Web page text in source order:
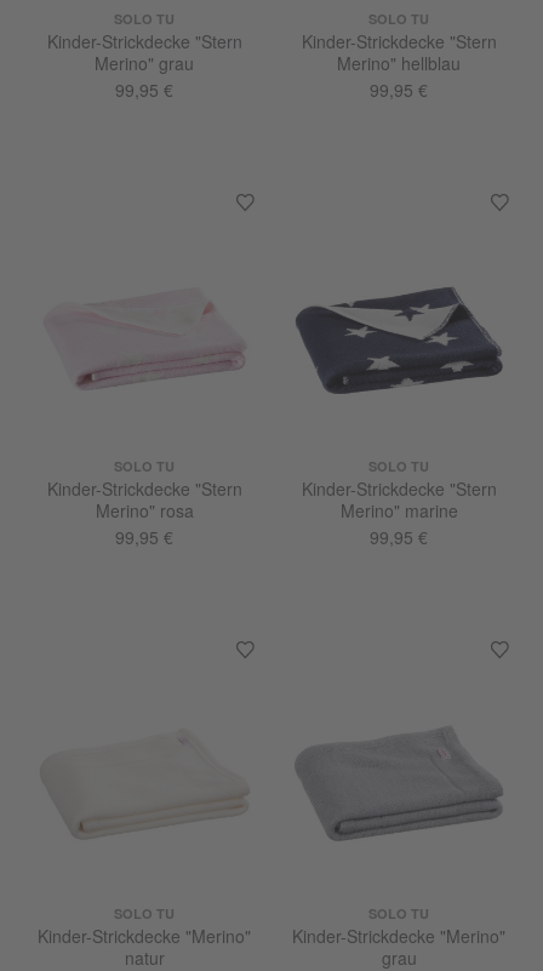
SOLO TU
Kinder-Strickdecke "Stern
Merino" grau
99,95 €
SOLO TU
Kinder-Strickdecke "Stern
Merino" hellblau
99,95 €
SOLO TU
Kinder-Strickdecke "Stern
Merino" rosa
99,95 €
SOLO TU
Kinder-Strickdecke "Stern
Merino" marine
99,95 €
SOLO TU
Kinder-Strickdecke "Merino"
natur
SOLO TU
Kinder-Strickdecke "Merino"
grau